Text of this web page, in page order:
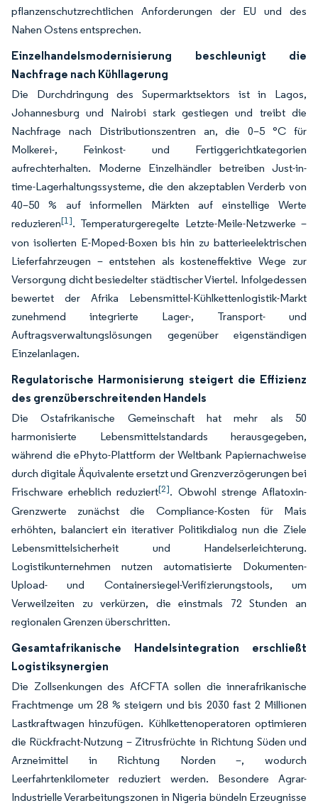
pflanzenschutzrechtlichen Anforderungen der EU und des
Nahen Ostens entsprechen.
Einzelhandelsmodernisierung beschleunigt die
Nachfrage nach Kühllagerung
Die Durchdringung des Supermarktsektors ist in Lagos,
Johannesburg und Nairobi stark gestiegen und treibt die
Nachfrage nach Distributionszentren an, die 0–5 °C für
Molkerei-, Feinkost- und Fertiggerichtkategorien
aufrechterhalten. Moderne Einzelhändler betreiben Just-in-
time-Lagerhaltungssysteme, die den akzeptablen Verderb von
40–50 % auf informellen Märkten auf einstellige Werte
reduzieren[1]. Temperaturgeregelte Letzte-Meile-Netzwerke –
von isolierten E-Moped-Boxen bis hin zu batterieelektrischen
Lieferfahrzeugen – entstehen als kosteneffektive Wege zur
Versorgung dicht besiedelter städtischer Viertel. Infolgedessen
bewertet der Afrika Lebensmittel-Kühlkettenlogistik-Markt
zunehmend integrierte Lager-, Transport- und
Auftragsverwaltungslösungen gegenüber eigenständigen
Einzelanlagen.
Regulatorische Harmonisierung steigert die Effizienz
des grenzüberschreitenden Handels
Die Ostafrikanische Gemeinschaft hat mehr als 50
harmonisierte Lebensmittelstandards herausgegeben,
während die ePhyto-Plattform der Weltbank Papiernachweise
durch digitale Äquivalente ersetzt und Grenzverzögerungen bei
Frischware erheblich reduziert[2]. Obwohl strenge Aflatoxin-
Grenzwerte zunächst die Compliance-Kosten für Mais
erhöhten, balanciert ein iterativer Politikdialog nun die Ziele
Lebensmittelsicherheit und Handelserleichterung.
Logistikunternehmen nutzen automatisierte Dokumenten-
Upload- und Containersiegel-Verifizierungstools, um
Verweilzeiten zu verkürzen, die einstmals 72 Stunden an
regionalen Grenzen überschritten.
Gesamtafrikanische Handelsintegration erschließt
Logistiksynergien
Die Zollsenkungen des AfCFTA sollen die innerafrikanische
Frachtmenge um 28 % steigern und bis 2030 fast 2 Millionen
Lastkraftwagen hinzufügen. Kühlkettenoperatoren optimieren
die Rückfracht-Nutzung – Zitrusfrüchte in Richtung Süden und
Arzneimittel in Richtung Norden –, wodurch
Leerfahrtenkilometer reduziert werden. Besondere Agrar-
Industrielle Verarbeitungszonen in Nigeria bündeln Erzeugnisse